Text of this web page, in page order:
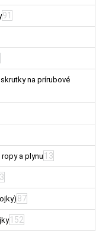
91
na prírubové
a plynu 13
87
152